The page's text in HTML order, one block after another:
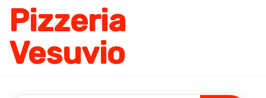
Pizzeria
Vesuvio